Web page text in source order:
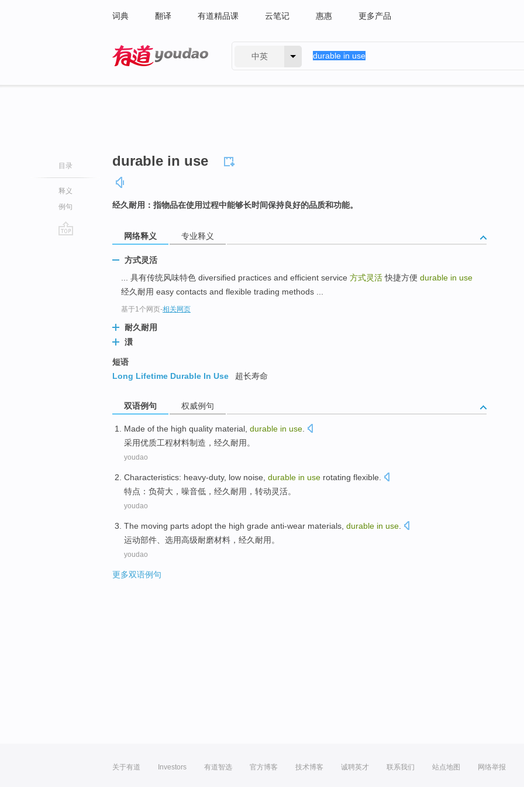
词典 翻译 有道精品课 云笔记 惠惠 更多产品
中英
目录
释义
例句
durable in use
经久耐用：指物品在使用过程中能够长时间保持良好的品质和功能。
网络释义 专业释义
方式灵活
... 具有传统风味特色 diversified practices and efficient service 方式灵活快捷方便 durable in use
经久耐用 easy contacts and flexible trading methods ...
基于1个网页-相关网页
耐久耐用
澴
短语
Long Lifetime Durable In Use
超长寿命
双语例句 权威例句
Made of the high quality material, durable in use.
采用优质工程材料制造 ，经久耐用。
youdao
Characteristics: heavy-duty, low noise durable in use rotating flexible
特点 ： 负荷大 ， 噪音低 ， 经久 耐用， 转动灵活。
youdao
The moving parts adopt the high grade anti-wear materials durable in use
运动部件 选用高级耐磨材料 ，经久耐用。
youdao
更多双语例句
关于有道 Investors 有道智选 官方博客 技术博客 诚聘英才 联系我们 站点地图 网络举报